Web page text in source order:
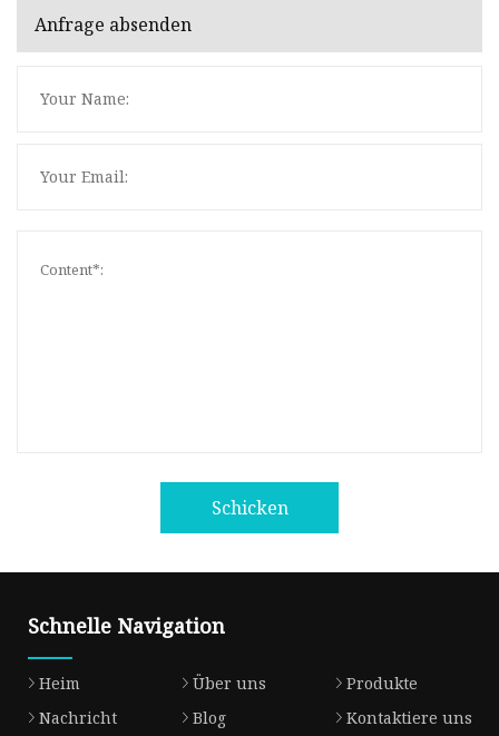
Anfrage absenden
Schicken
Schnelle Navigation
Heim Über uns
Produkte
Nachricht
Blog
Kontaktiere uns